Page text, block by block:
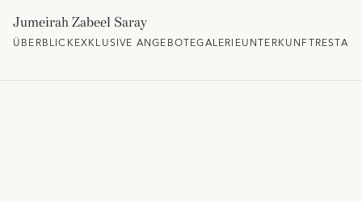
Jumeirah Zabeel Saray
ÜBERBLICKEXKLUSIVE ANGEBOTEGALERIEUNTERKUNFT